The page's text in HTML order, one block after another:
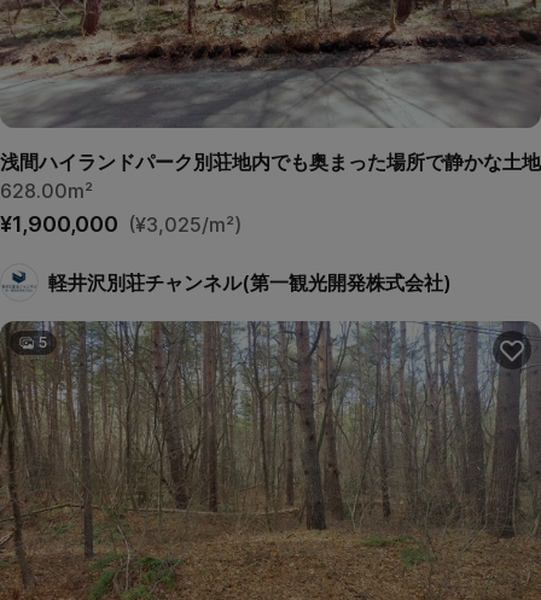
浅間ハイランドパーク別荘地内でも奥まった場所で静かな土地
628.00m²
¥1,900,000 (¥3,025/m²)
軽井沢別荘チャンネル(第一観光開発株式会社)
5